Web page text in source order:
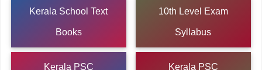
Kerala School Text
Books
10th Level Exam
Syllabus
Kerala PSC Kerala PSC